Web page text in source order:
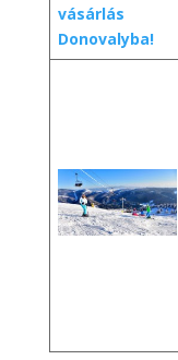
vásárlás
Donovalyba!